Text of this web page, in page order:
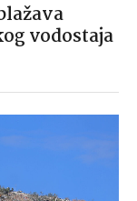
vodostaja